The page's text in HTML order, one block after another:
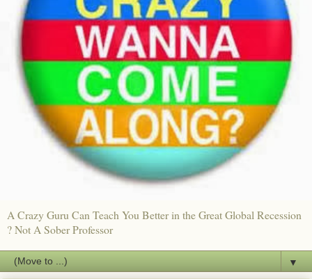
A Crazy Guru Can Teach You Better in the Great Global Recession
? Not A Sober Professor
▼